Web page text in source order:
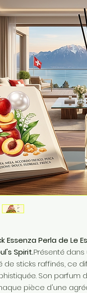
Essenza Perla de Le
Spirit.Présenté
sticks raffinés, ce
Son parfum
pièce d'une